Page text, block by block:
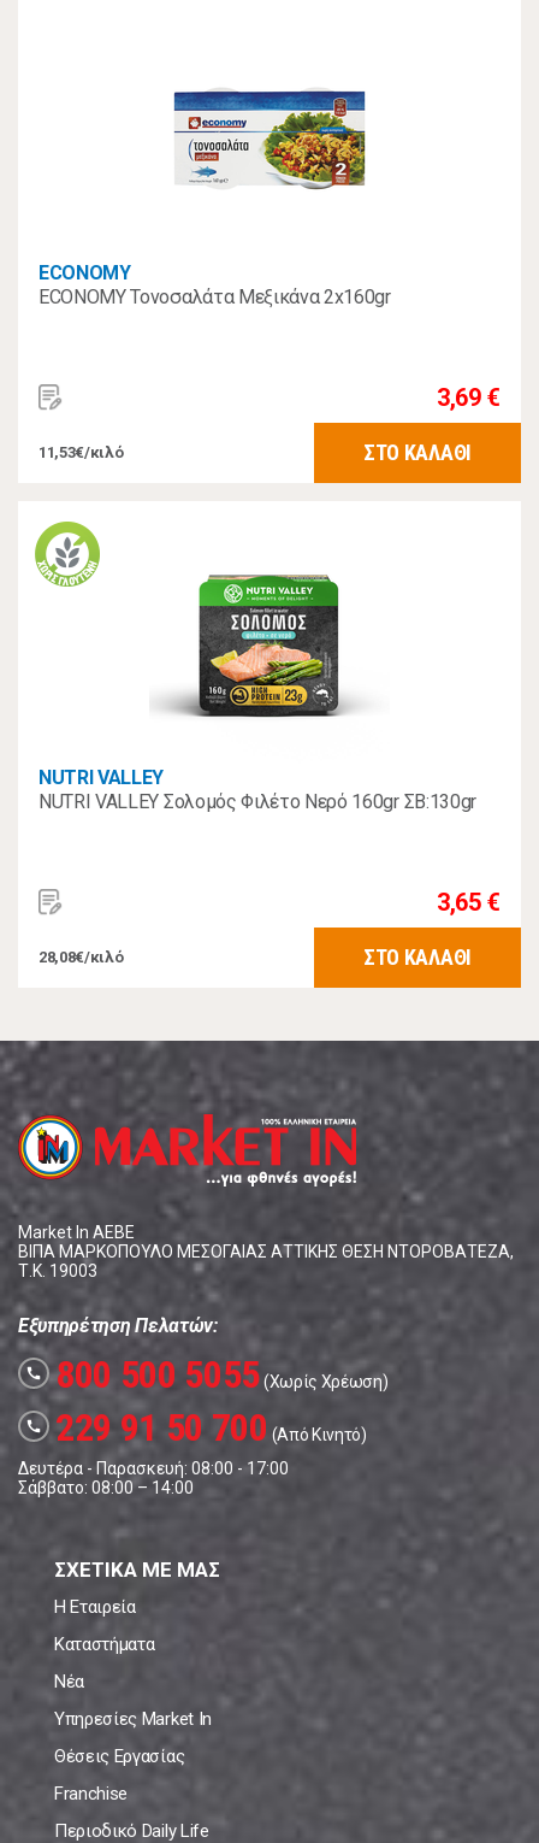
ECONOMY
ECONOMY Τονοσαλάτα Μεξικάνα 2x160gr
3,69 €
11,53€/κιλό ΣΤΟ ΚΑΛΑΘΙ
NUTRI VALLEY
NUTRI VALLEY Σολoμός Φιλέτο Νερό 160gr ΣΒ:130gr
3,65 €
28,08€/κιλό ΣΤΟ ΚΑΛΑΘΙ
Market In ΑΕΒΕ
ΒΙΠΑ ΜΑΡΚΟΠΟΥΛΟ ΜΕΣΟΓΑΙΑΣ ΑΤΤΙΚΗΣ ΘΕΣΗ ΝΤΟΡΟΒΑΤΕΖΑ,
Τ.Κ. 19003
Εξυπηρέτηση Πελατών:
call 800 500 5055(Χωρίς Χρέωση)
call 229 91 50 700 (Από Κινητό)
Δευτέρα - Παρασκευή: 08:00 - 17:00
Σάββατο: 08:00 – 14:00
ΣΧΕΤΙΚΑ ΜΕ ΜΑΣ
Η Εταιρεία
Καταστήματα
Νέα
Υπηρεσίες Market In
Θέσεις Εργασίας
Franchise
Περιοδικό Daily Life